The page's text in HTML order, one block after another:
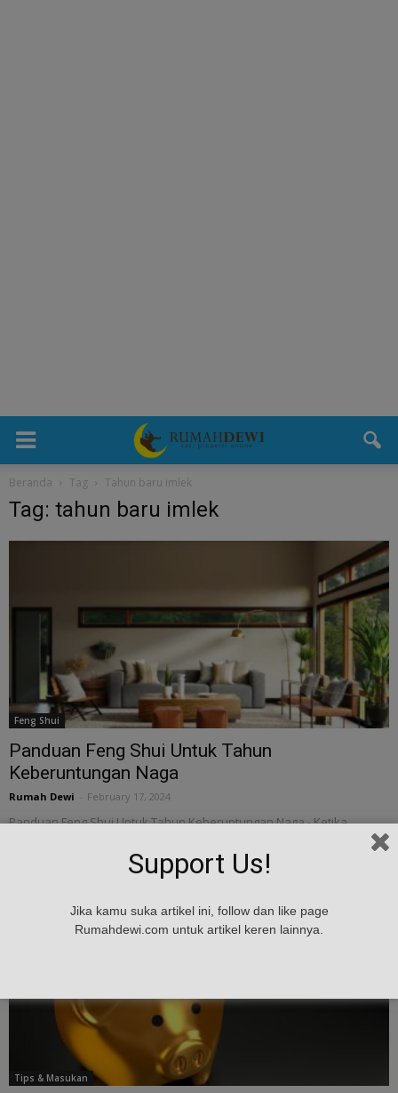
Beranda Tag Tahun baru imlek
Tag: tahun baru imlek
Feng Shui
Panduan Feng Shui Untuk Tahun
Keberuntungan Naga
Rumah Dewi February 17, 2024
Panduan Feng Shui Untuk Tahun Keberuntungan Naga - Ketika
bagua segi delapan mungkin pertama kali...
Tips & Masukan
Support Us!
Jika kamu suka artikel ini, follow dan like page
Rumahdewi.com untuk artikel keren lainnya.